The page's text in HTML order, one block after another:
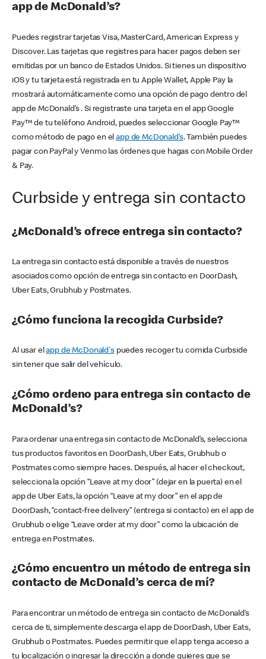
app de McDonald’s?
Puedes registrar tarjetas Visa, MasterCard, American Express y
Discover. Las tarjetas que registres para hacer pagos deben ser
emitidas por un banco de Estados Unidos. Si tienes un dispositivo
iOS y tu tarjeta está registrada en tu Apple Wallet, Apple Pay la
mostrará automáticamente como una opción de pago dentro del
app de McDonald’s . Si registraste una tarjeta en el app Google
Pay™ de tu teléfono Android, puedes seleccionar Google Pay™
como método de pago en elapp de McDonald’s. También puedes
pagar con PayPal y Venmo las órdenes que hagas con Mobile Order
& Pay.
Curbside y entrega sin contacto
¿McDonald’s ofrece entrega sin contacto?
La entrega sin contacto está disponible a través de nuestros
asociados como opción de entrega sin contacto en DoorDash,
Uber Eats, Grubhub y Postmates.
¿Cómo funciona la recogida Curbside?
Al usar elapp de McDonald'spuedes recoger tu comida Curbside
sin tener que salir del vehículo.
¿Cómo ordeno para entrega sin contacto de
McDonald’s?
Para ordenar una entrega sin contacto de McDonald’s, selecciona
tus productos favoritos en DoorDash, Uber Eats, Grubhub o
Postmates como siempre haces. Después, al hacer el checkout,
selecciona la opción “Leave at my door” (dejar en la puerta) en el
app de Uber Eats, la opción “Leave at my door” en el app de
DoorDash, “contact-free delivery” (entrega si contacto) en el app de
Grubhub o elige “Leave order at my door” como la ubicación de
entrega en Postmates.
¿Cómo encuentro un método de entrega sin
contacto de McDonald’s cerca de mí?
Para encontrar un método de entrega sin contacto de McDonald’s
cerca de ti, simplemente descarga el app de DoorDash, Uber Eats,
Grubhub o Postmates. Puedes permitir que el app tenga acceso a
tu localización o ingresar la dirección a donde quieres que se